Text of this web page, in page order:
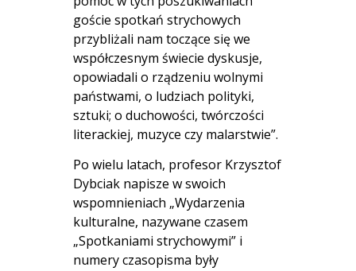
goście spotkań strychowych
przybliżali nam toczące się we
współczesnym świecie dyskusje,
opowiadali o rządzeniu wolnymi
państwami, o ludziach polityki,
sztuki; o duchowości, twórczości
literackiej, muzyce czy malarstwie”.
Po wielu latach, profesor Krzysztof
Dybciak napisze w swoich
wspomnieniach „Wydarzenia
kulturalne, nazywane czasem
„Spotkaniami strychowymi” i
numery czasopisma były